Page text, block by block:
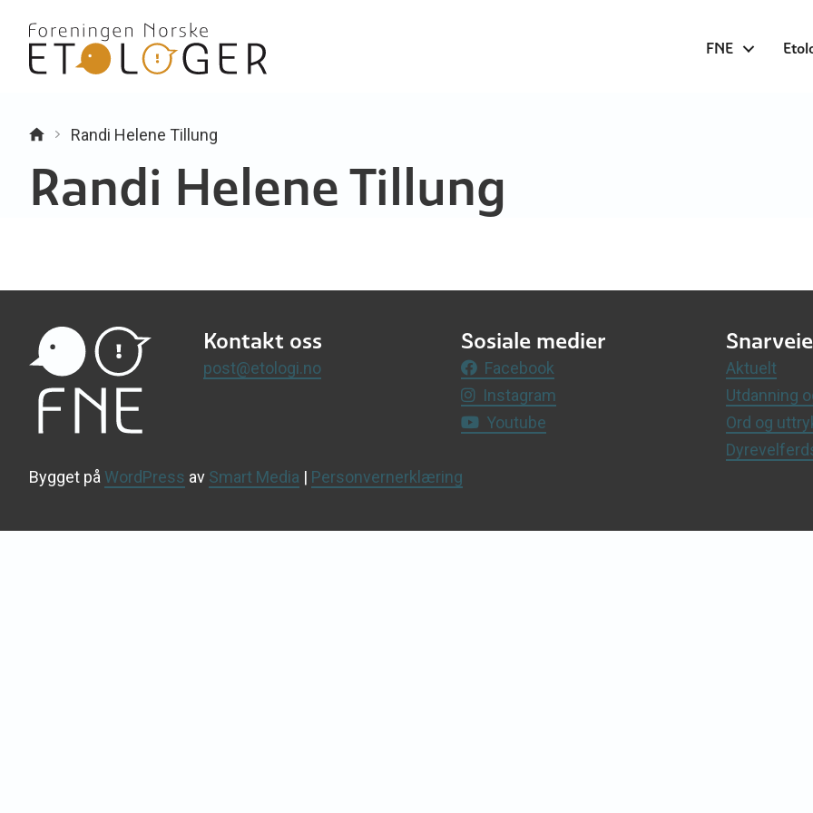
FNE
Randi Helene Tillung
Randi Helene Tillung
Kontakt oss
post@etologi.no
Sosiale medier
Facebook
Instagram
Youtube
Aktuelt
Utdanning
Ord og
Bygget på WordPress av Smart Media | Personvernerklæring